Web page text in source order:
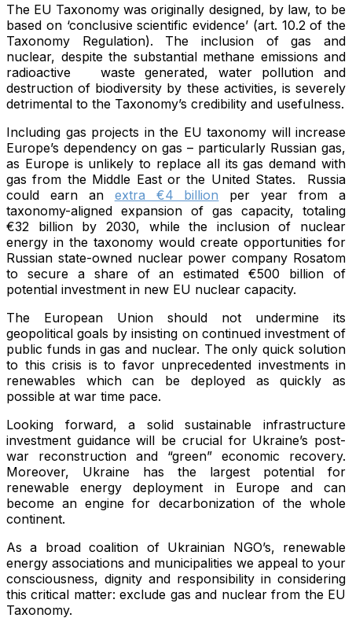
The EU Taxonomy was originally designed, by law, to be
based on ‘conclusive scientific evidence’ (art. 10.2 of the
Taxonomy Regulation). The inclusion of gas and
nuclear, despite the substantial methane emissions and
radioactive waste generated, water pollution and
destruction of biodiversity by these activities, is severely
detrimental to the Taxonomy’s credibility and usefulness.
Including gas projects in the EU taxonomy will increase
Europe’s dependency on gas – particularly Russian gas,
as Europe is unlikely to replace all its gas demand with
gas from the Middle East or the United States. Russia
could earn an extra €4 billion per year from a
taxonomy-aligned expansion of gas capacity, totaling
€32 billion by 2030, while the inclusion of nuclear
energy in the taxonomy would create opportunities for
Russian state-owned nuclear power company Rosatom
to secure a share of an estimated €500 billion of
potential investment in new EU nuclear capacity.
The European Union should not undermine its
geopolitical goals by insisting on continued investment of
public funds in gas and nuclear. The only quick solution
to this crisis is to favor unprecedented investments in
renewables which can be deployed as quickly as
possible at war time pace.
Looking forward, a solid sustainable infrastructure
investment guidance will be crucial for Ukraine’s post-
war reconstruction and “green” economic recovery.
Moreover, Ukraine has the largest potential for
renewable energy deployment in Europe and can
become an engine for decarbonization of the whole
continent.
As a broad coalition of Ukrainian NGO’s, renewable
energy associations and municipalities we appeal to your
consciousness, dignity and responsibility in considering
this critical matter: exclude gas and nuclear from the EU
Taxonomy.